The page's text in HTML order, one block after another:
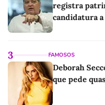
registra
candidatura
3 FAMOSOS
Deborah
que pede